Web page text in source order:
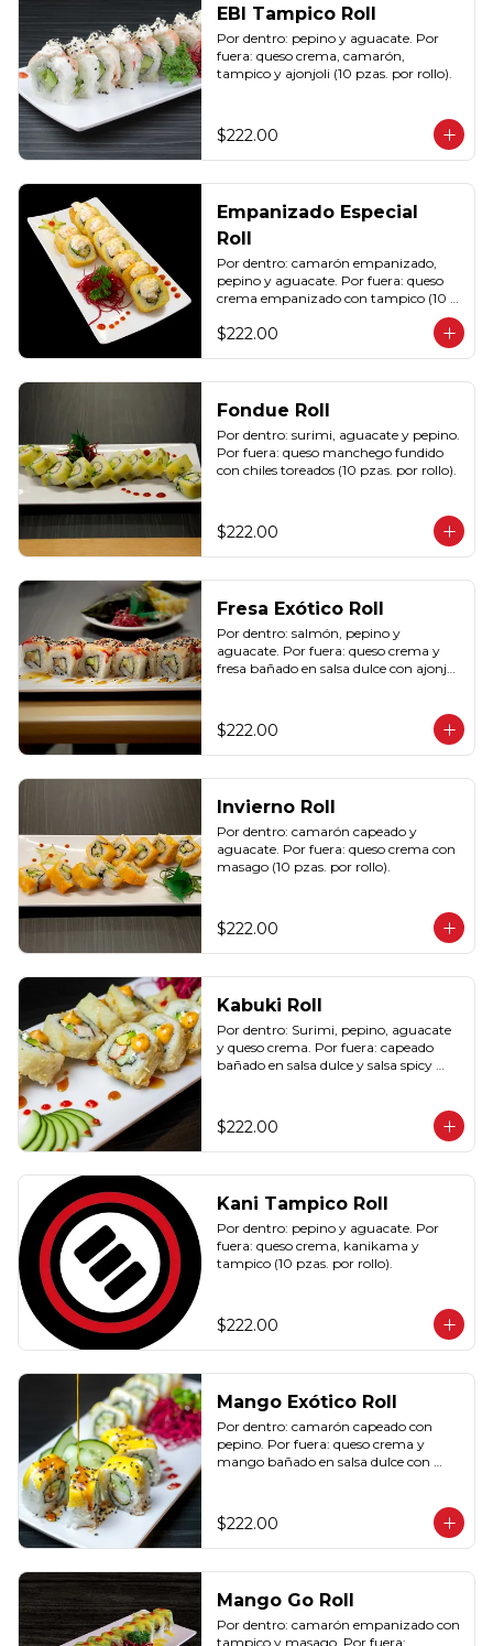
EBI Tampico Roll
Por dentro: pepino y aguacate. Por
fuera: queso crema, camarón,
tampico y ajonjoli (10 pzas. por rollo).
$222.00
Empanizado Especial
Roll
Por dentro: camarón empanizado,
pepino y aguacate. Por fuera: queso
crema empanizado con tampico (10
$222.00
Fondue Roll
Por dentro: surimi, aguacate y pepino.
Por fuera: queso manchego fundido
con chiles toreados (10 pzas. por rollo).
$222.00
Fresa Exótico Roll
Por dentro: salmón, pepino y
aguacate. Por fuera: queso crema y
fresa bañado en salsa dulce con ajonjolí
$222.00
Invierno Roll
Por dentro: camarón capeado y
aguacate. Por fuera: queso crema con
masago (10 pzas. por rollo).
$222.00
Kabuki Roll
Por dentro: Surimi, pepino, aguacate
y queso crema. Por fuera: capeado
bañado en salsa dulce y salsa spicy
$222.00
Kani Tampico Roll
Por dentro: pepino y aguacate. Por
fuera: queso crema, kanikama y
tampico (10 pzas. por rollo).
$222.00
Mango Exótico Roll
Por dentro: camarón capeado con
pepino. Por fuera: queso crema y
mango bañado en salsa dulce con
$222.00
Mango Go Roll
Por dentro: camarón empanizado con
tampico y masago. Por fuera: